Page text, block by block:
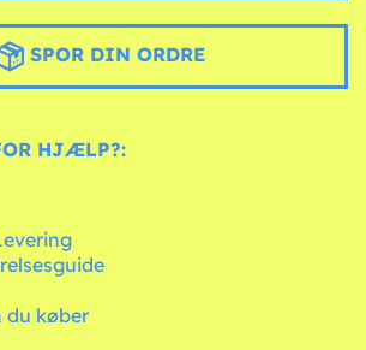
SPOR DIN ORDRE
HJÆLP?:
du køber